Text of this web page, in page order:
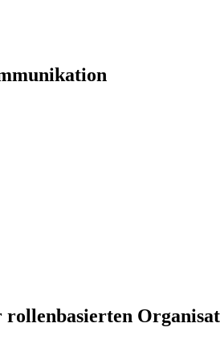
rollenbasierten